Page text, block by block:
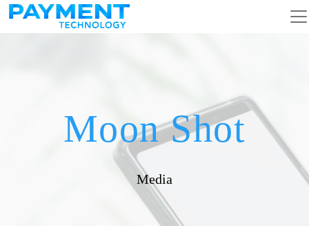
コンテンツへスキップ
メインナビゲーション
Moon Shot
Media